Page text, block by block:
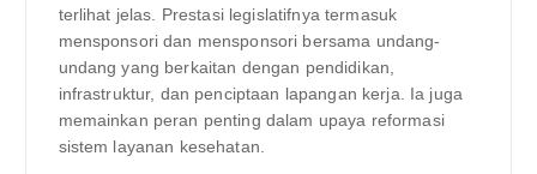
terlihat jelas. Prestasi legislatifnya termasuk
mensponsori dan mensponsori bersama undang-
undang yang berkaitan dengan pendidikan,
infrastruktur, dan penciptaan lapangan kerja. Ia juga
memainkan peran penting dalam upaya reformasi
sistem layanan kesehatan.